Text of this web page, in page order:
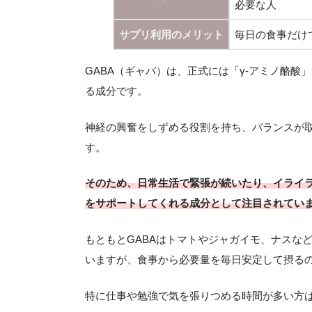
必要な人
サプリ利用のメリット 毎日の食事だけ
GABA（ギャバ）は、正式には「γ-アミノ酪酸
る成分です。
神経の興奮をしずめる役割を持ち、バランスが
す。
そのため、日常生活で緊張が続いたり、イラ
をサポートしてくれる成分として注目されてい
もともとGABAはトマトやジャガイモ、ナスな
いますが、食事から必要量を毎日安定して摂る
特に仕事や勉強で気を張りつめる時間が多い方